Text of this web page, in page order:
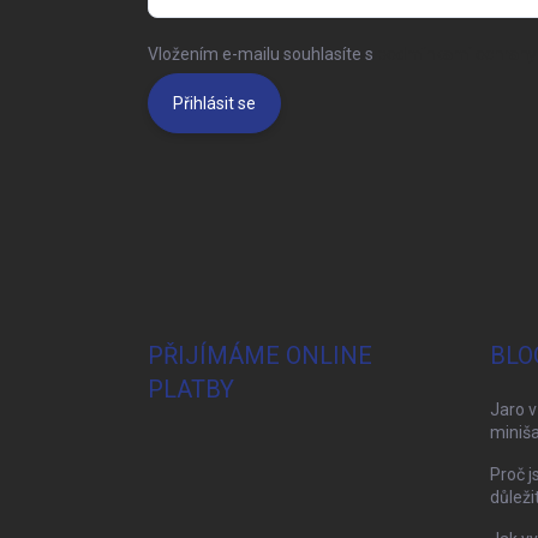
Vložením e-mailu souhlasíte s
Přihlásit se
PŘIJÍMÁME ONLINE
PLATBY
Jaro
Proč